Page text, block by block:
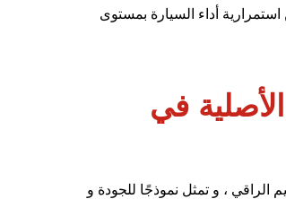
أداء السيارة بمستوى
في
الراقي ، و تمثل نموذجًا للجودة و